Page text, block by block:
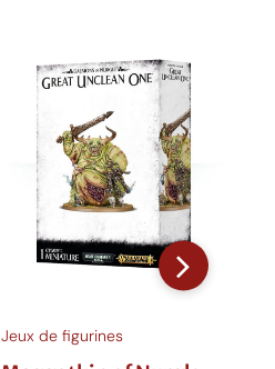
Jeux de figurines